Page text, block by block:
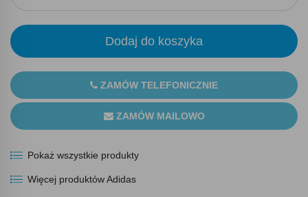
Dodaj do koszyka
ZAMÓW TELEFONICZNIE
ZAMÓW MAILOWO
Pokaż wszystkie produkty
Więcej produktów Adidas